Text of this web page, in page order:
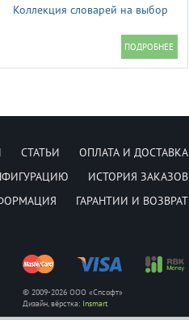
Коллекция словарей на выбор
СТАТЬИ
ОПЛАТА И ДОСТАВКА
ИСТОРИЯ ЗАКАЗОВ
ГАРАНТИИ И ВОЗВРАТ
© 2009-2026 ООО «Спсофт»
Дизайн, вёрстка: Insmart